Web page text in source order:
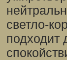
светло-
подходит